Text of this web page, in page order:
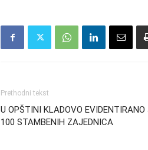
Prethodni tekst
U OPŠTINI KLADOVO EVIDENTIRANO
100 STAMBENIH ZAJEDNICA